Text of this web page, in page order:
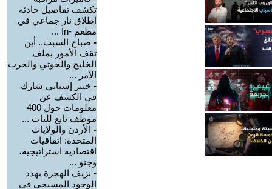
تكشف تفاصيل حادثة
إطلاق نار جماعي في
مطعم -In ...
- صباح السبت.. أين
تقف الأمور بملف
الخليج والحوثي والحرب
الأمر ...
- خبير إسباني شارك
في الكشف عن
معلومات حول 400
موظف تابع للنات ...
- الأردن والولايات
المتحدة: اتفاقيات
اقتصادية استراتيجية،
وجنو ...
- نزيف الهجرة يهدد
الوجود المسيحي في